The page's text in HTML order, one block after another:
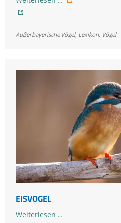
Außerbayerische Vögel, Lexikon, Vögel
EISVOGEL
Weiterlesen …Eisvogel